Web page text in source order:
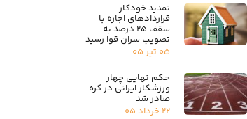
تمدید خودکار
قراردادهای اجاره با
سقف ۲۵ درصد به
تصویب سران قوا رسید
۰۵ تیر ۰۵
حکم نهایی چهار
ورزشکار ایرانی در کره
صادر شد
۲۲ خرداد ۰۵